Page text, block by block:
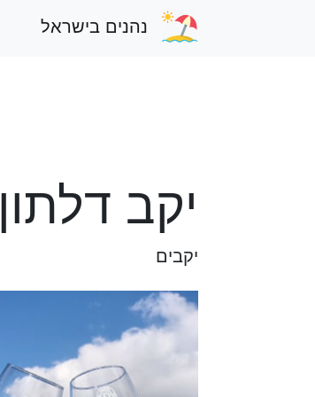
נהנים בישראל
יקב דלתון
יקבים